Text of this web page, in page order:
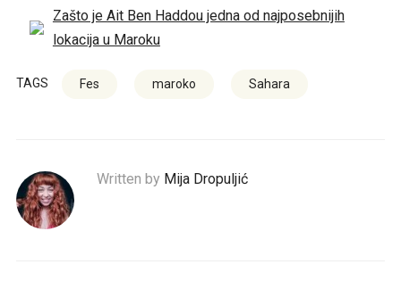
Zašto je Ait Ben Haddou jedna od najposebnijih
lokacija u Maroku
TAGS Fes maroko Sahara
Written by Mija Dropuljić